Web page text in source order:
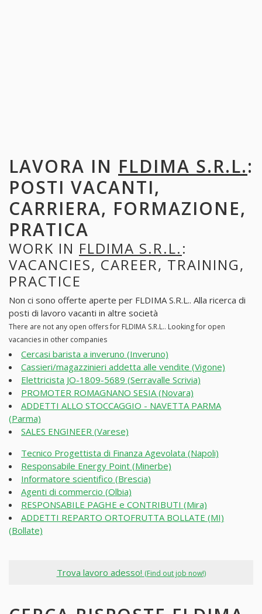
LAVORA IN FLDIMA S.R.L.:
POSTI VACANTI,
CARRIERA, FORMAZIONE,
PRATICA
WORK IN FLDIMA S.R.L.:
VACANCIES, CAREER, TRAINING,
PRACTICE
Non ci sono offerte aperte per FLDIMA S.R.L.. Alla ricerca di
posti di lavoro vacanti in altre società
There are not any open offers for FLDIMA S.R.L.. Looking for open
vacancies in other companies
Cercasi barista a inveruno (Inveruno)
Cassieri/magazzinieri addetta alle vendite (Vigone)
Elettricista JO-1809-5689 (Serravalle Scrivia)
PROMOTER ROMAGNANO SESIA (Novara)
ADDETTI ALLO STOCCAGGIO - NAVETTA PARMA
(Parma)
SALES ENGINEER (Varese)
Tecnico Progettista di Finanza Agevolata (Napoli)
Responsabile Energy Point (Minerbe)
Informatore scientifico (Brescia)
Agenti di commercio (Olbia)
RESPONSABILE PAGHE e CONTRIBUTI (Mira)
ADDETTI REPARTO ORTOFRUTTA BOLLATE (MI)
(Bollate)
Trova lavoro adesso! (Find out job now!)